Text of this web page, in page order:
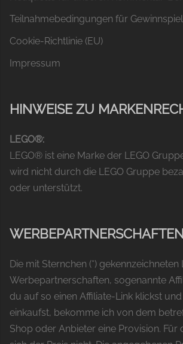
Teilnahmebedingungen für
Cookie-Richtlinie (EU)
Impressum
HINWEISE ZU
LEGO®:
LEGO® ist eine Marke der LEGO
wird nicht durch die LEGO Gruppe
oder unterstützt.
WERBEPARTNERSCHAFTEN
Die mit Sternchen (*) gekennzeichneten
Werbepartnerschaften, sogenannte
du auf so einen Affiliate-Link klickst
einkaufst, bekomme ich von dem
Shop oder Anbieter eine Provision. Für